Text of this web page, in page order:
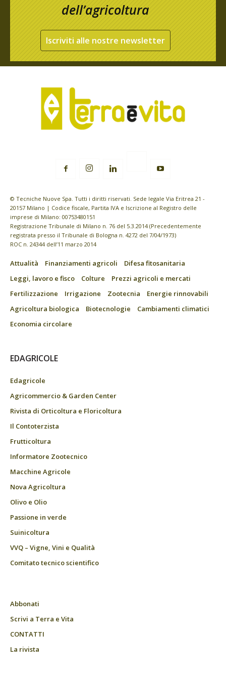
dell’agricoltura
Iscriviti alle nostre newsletter
© Tecniche Nuove Spa. Tutti i diritti riservati. Sede legale Via Eritrea 21 -
20157 Milano | Codice fiscale, Partita IVA e Iscrizione al Registro delle
imprese di Milano: 00753480151
Registrazione Tribunale di Milano n. 76 del 5.3.2014 (Precedentemente
registrata presso il Tribunale di Bologna n. 4272 del 7/04/1973)
ROC n. 24344 dell’11 marzo 2014
Attualità Finanziamenti agricoli
Difesa fitosanitaria
Leggi, lavoro e fisco
Colture
Prezzi agricoli e mercati
Fertilizzazione
Irrigazione Zootecnia
Energie rinnovabili
Agricoltura biologica
Biotecnologie
Cambiamenti climatici
Economia circolare
EDAGRICOLE
Edagricole
Agricommercio & Garden Center
Rivista di Orticoltura e Floricoltura
Il Contoterzista
Frutticoltura
Informatore Zootecnico
Macchine Agricole
Nova Agricoltura
Olivo e Olio
Passione in verde
Suinicoltura
VVQ – Vigne, Vini e Qualità
Comitato tecnico scientifico
Abbonati
Scrivi a Terra e Vita
CONTATTI
La rivista